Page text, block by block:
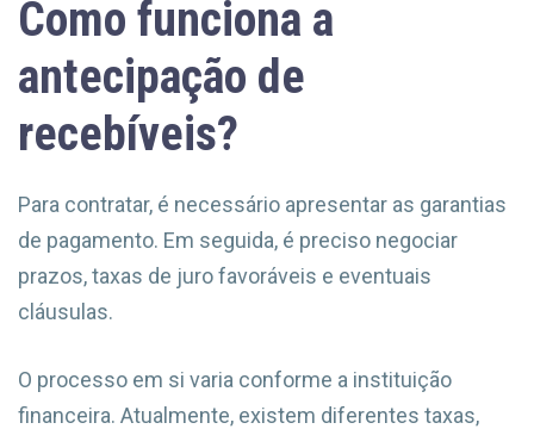
Como funciona a
antecipação de
recebíveis?
Para contratar, é necessário apresentar as garantias
de pagamento. Em seguida, é preciso negociar
prazos, taxas de juro favoráveis e eventuais
cláusulas.
O processo em si varia conforme a instituição
financeira. Atualmente, existem diferentes taxas,